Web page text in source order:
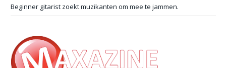
Beginner gitarist zoekt muzikanten om mee te jammen.